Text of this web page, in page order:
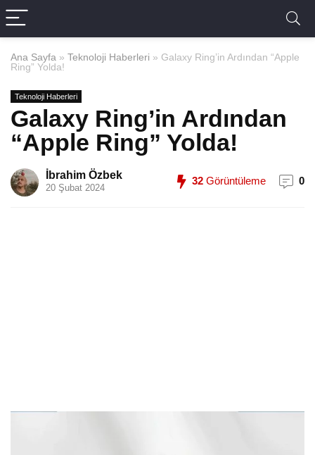
Ana Sayfa » Teknoloji Haberleri » Galaxy Ring’in Ardından “Apple
Ring” Yolda!
Teknoloji Haberleri
Galaxy Ring’in Ardından
“Apple Ring” Yolda!
İbrahim Özbek
20 Şubat 2024
32 Görüntüleme 0